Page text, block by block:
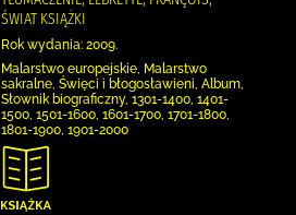
ŚWIAT KSIĄŻKI
Rok wydania: 2009.
Malarstwo europejskie, Malarstwo
sakralne, Święci i błogosławieni, Album,
Słownik biograficzny, 1301-1400, 1401-
1500, 1501-1600, 1601-1700, 1701-1800,
1801-1900, 1901-2000